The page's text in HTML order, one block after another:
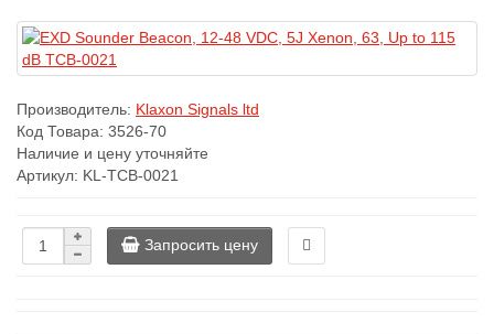
Производитель: Klaxon Signals ltd
Код Товара: 3526-70
Наличие и цену уточняйте
Артикул: KL-TCB-0021
Запросить цену